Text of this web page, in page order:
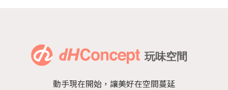
動手現在開始，讓美好在空間蔓延